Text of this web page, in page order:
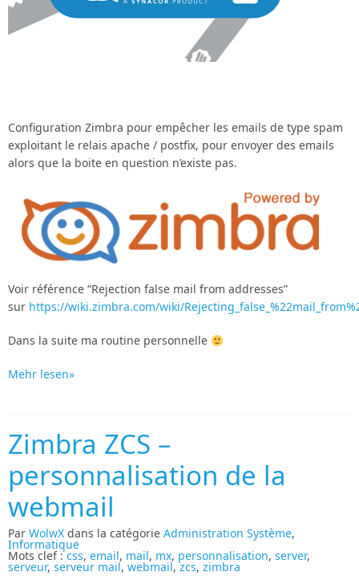
Configuration Zimbra pour empêcher les emails de type spam
exploitant le relais apache / postfix, pour envoyer des emails
alors que la boite en question n’existe pas.
Voir référence “Rejection false mail from addresses”
sur https://wiki.zimbra.com/wiki/
Dans la suite ma routine personnelle
Mehr lesen»
Zimbra ZCS –
personnalisation de la
webmail
Par WolwX dans la catégorie Administration Système,
Informatique
Mots clef :css, email, mail, mx, personnalisation, server,
serveur, serveur mail, webmail,zcs, zimbra